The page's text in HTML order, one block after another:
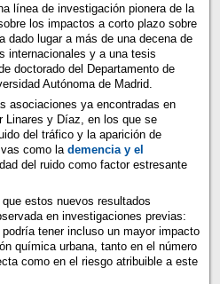
línea de investigación pionera de la
los impactos a corto plazo sobre
dado lugar a más de una decena de
internacionales y a una tesis
doctorado del Departamento de
Autónoma de Madrid.
asociaciones ya encontradas en
Linares y Díaz, en los que se
del tráfico y la aparición de
como la demencia y el
del ruido como factor estresante
estos nuevos resultados
en investigaciones previas:
tener incluso un mayor impacto
química urbana, tanto en el número
como en el riesgo atribuible a este